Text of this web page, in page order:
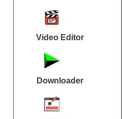
Video Editor
Downloader